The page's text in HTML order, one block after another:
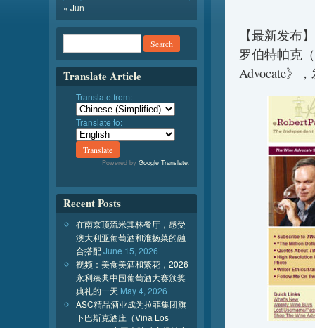
【最新发布
罗伯特帕克
Advocate》
« Jun
Translate Article
Translate from:
Translate to:
Powered by Google Translate.
Recent Posts
在南京顶流米其林餐厅，感受
澳大利亚葡萄酒和淮扬菜的融
合搭配June 15, 2026
视频：美食美酒和繁花，2026
永利臻典中国葡萄酒大赛颁奖
典礼的一天 May 4, 2026
ASC精品酒业成为拉菲集团旗
下巴斯克酒庄（Viña Los